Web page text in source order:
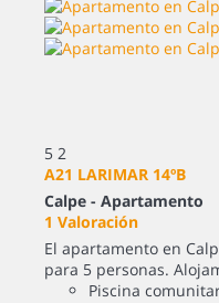
5 2
A21 LARIMAR 14ºB
Calpe - Apartamento
1 Valoración
El apartamento en
para 5 personas.
Piscina